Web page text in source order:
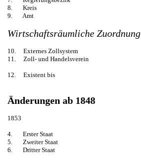
8. Kreis
9. Amt
Wirtschaftsräumliche Zuordnung
10. Externes Zollsystem
11. Zoll- und Handelsverein
12. Existent bis
Änderungen ab 1848
1853
4. Erster Staat
5. Zweiter Staat
6. Dritter Staat